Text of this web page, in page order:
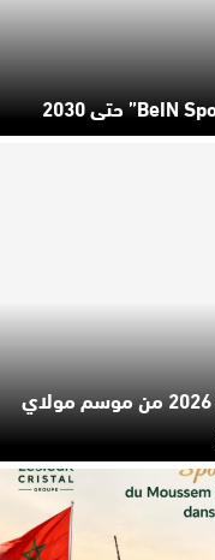
مجموعة لوسيور كريسطال ترعى دورة 2026 من موسم مولاي